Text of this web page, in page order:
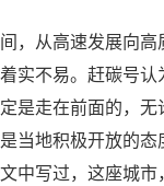
，从高速发展向
实不易。赶碳号
是走在前面的，
当地积极开放的
写过，这座城市